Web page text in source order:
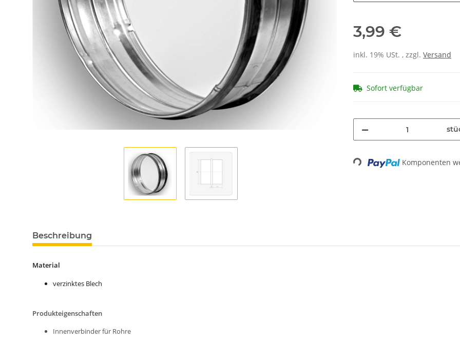
3,99 €
inkl. 19% USt. , zzgl. Versand
Sofort verfügbar
Loading... Komponenten
Beschreibung
Material
verzinktes Blech
Produkteigenschaften
Innenverbinder für Rohre